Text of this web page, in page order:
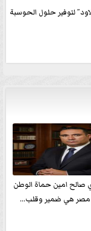
لتوفير حلول الحوسبة
امين حماة الوطن
مصر هي ضمير وقلب...